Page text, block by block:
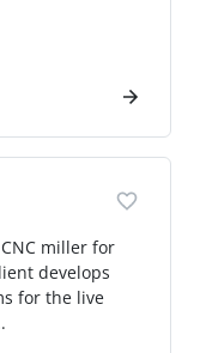
miller for
develops
for the live